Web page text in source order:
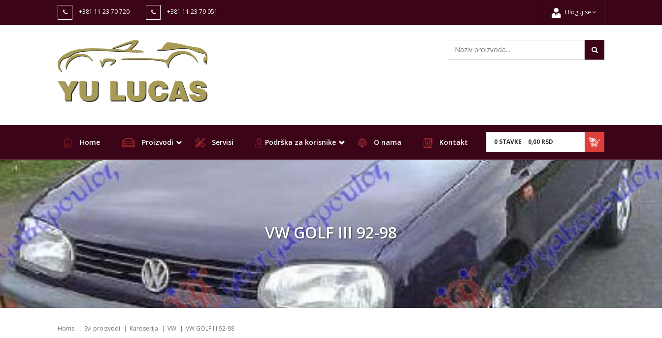
+381 11 23 70 720 +381 11 23 79 051 Uloguj se
0 STAVKE 0,00 RSD
Home Proizvodi Servisi Podrška za korisnike O nama Kontakt
VW GOLF III 92-98
Home Svi proizvodi Karoserija VW VW GOLF III 92-98